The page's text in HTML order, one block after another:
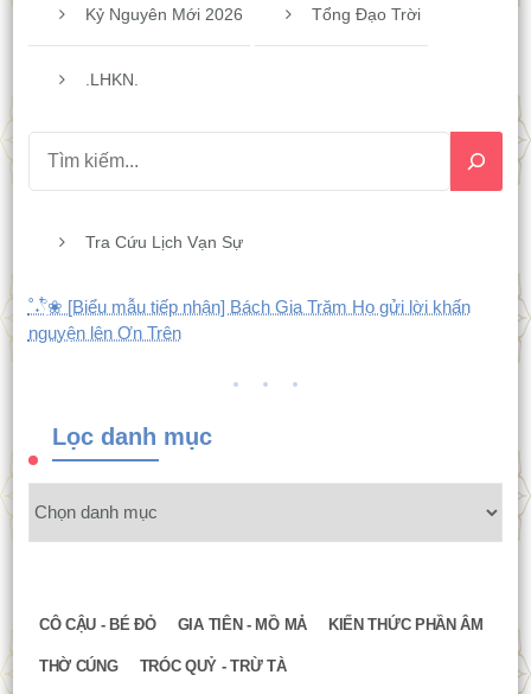
Kỷ Nguyên Mới 2026 Tổng Đạo Trời
.LHKN.
Tra Cứu Lịch Vạn Sự
˚˖𓍢ִ໋❀ [Biểu mẫu tiếp nhận] Bách Gia Trăm Họ gửi lời khấn
nguyện lên Ơn Trên
Lọc danh mục
CÔ CẬU - BÉ ĐỎ GIA TIÊN - MỒ MẢ KIẾN THỨC PHẦN ÂM
THỜ CÚNG TRÓC QUỶ - TRỪ TÀ